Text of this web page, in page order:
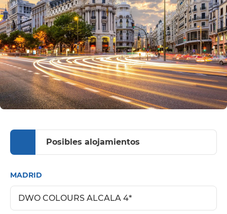
Posibles alojamientos
MADRID
DWO COLOURS ALCALA 4*